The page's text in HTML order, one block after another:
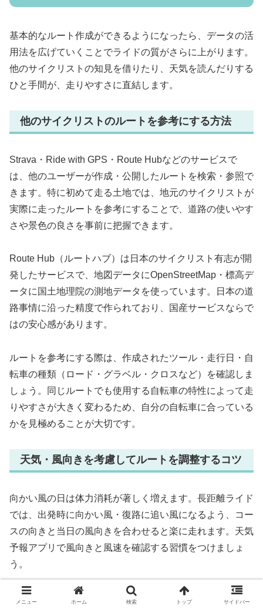
基本的なルート作成ができるようになったら、データの活
用法を広げていくことでライドの質がさらに上がります。
他のサイクリストの知見を借りたり、天気を読んだりする
ひと手間が、走りやすさに直結します。
他のサイクリストのルートを参考にする方法
Strava・Ride with GPS・Route Hubなどのサービスで
は、他のユーザーが作成・公開したルートを検索・参照で
きます。特に初めて走る土地では、地元のサイクリストが
実際に走ったルートを参考にすることで、道路の使いやす
さや景色の良さを事前に把握できます。
Route Hub（ルートハブ）は日本のサイクリスト有志が開
発したサービスで、地図データにOpenStreetMap・標高デ
ータに国土地理院の測地データを使っています。日本の道
路事情に沿った精度で作られており、国産サービスならで
はの安心感があります。
ルートを参考にする際は、作成されたツール・走行日・自
転車の種類（ロード・グラベル・クロスなど）を確認しま
しょう。同じルートでも使用する自転車の特性によって走
りやすさが大きく変わるため、自分の自転車に合っている
かを見極めることが大切です。
天気・風向きを考慮してルートを調整するコツ
向かい風の日は体力消耗が著しく増えます。長距離ライド
では、出発時に向かい風・復路に追い風になるよう、コー
スの向きと当日の風向きを合わせると楽に走れます。天気
予報アプリで風向きと風速を確認する習慣をつけましょ
う。
雨天や雨後の路面は、グレーチング（排水溝の格子状の
メニュー ホーム 検索 トップ サイドバー